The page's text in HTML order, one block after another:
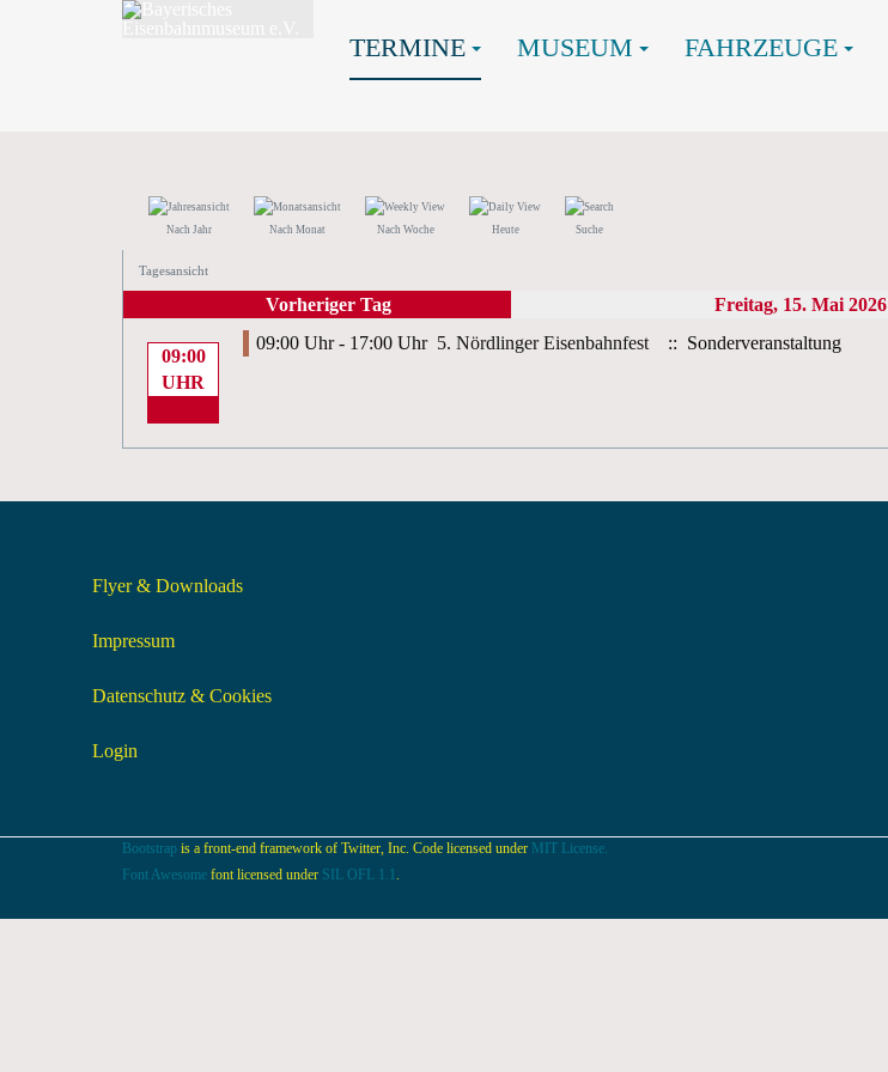
TERMINE MUSEUM FAHRZEUGE
Nach Jahr Nach Monat Nach Woche Heute Suche
Tagesansicht
Vorheriger Tag Freitag, 15. Mai 2026
09:00
UHR
09:00 Uhr - 17:00 Uhr 5. Nördlinger Eisenbahnfest :: Sonderveranstaltung
Flyer & Downloads
Impressum
Datenschutz & Cookies
Login
Bootstrap is a front-end framework of Twitter, Inc. Code licensed under MIT License.
Font Awesome font licensed under SIL OFL 1.1 .